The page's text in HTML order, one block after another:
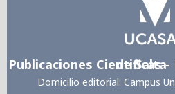
Publicaciones Cientificas - Universidad
Domicilio editorial: Campus